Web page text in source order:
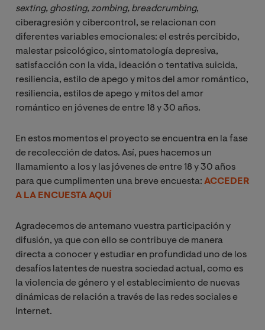
sexting, ghosting, zombing, breadcrumbing,
ciberagresión y cibercontrol, se relacionan con
diferentes variables emocionales: el estrés percibido,
malestar psicológico, sintomatología depresiva,
satisfacción con la vida, ideación o tentativa suicida,
resiliencia, estilo de apego y mitos del amor romántico,
resiliencia, estilos de apego y mitos del amor
romántico en jóvenes de entre 18 y 30 años.
En estos momentos el proyecto se encuentra en la fase
de recolección de datos. Así, pues hacemos un
llamamiento a los y las jóvenes de entre 18 y 30 años
para que cumplimenten una breve encuesta: ACCEDER
A LA ENCUESTA AQUÍ
Agradecemos de antemano vuestra participación y
difusión, ya que con ello se contribuye de manera
directa a conocer y estudiar en profundidad uno de los
desafíos latentes de nuestra sociedad actual, como es
la violencia de género y el establecimiento de nuevas
dinámicas de relación a través de las redes sociales e
Internet.